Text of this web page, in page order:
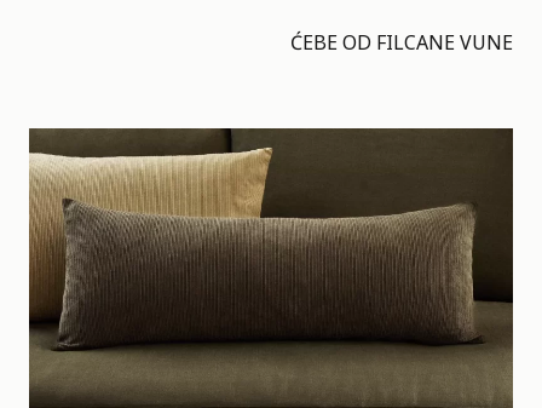
ĆEBE OD FILCANE VUNE